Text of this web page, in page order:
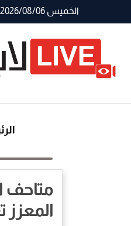
الخميس 2026/08/06 05:18
متاحف